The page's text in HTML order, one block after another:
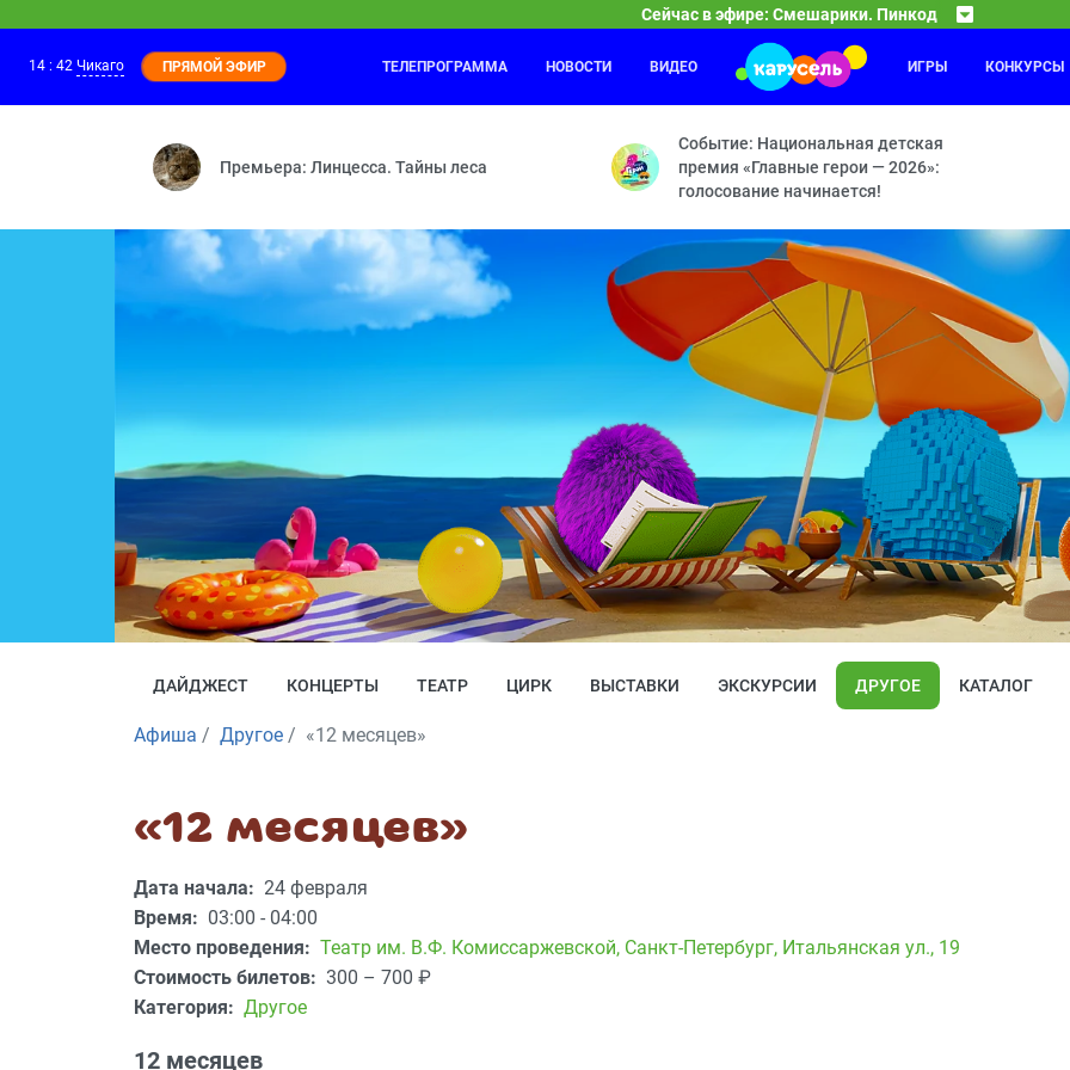
Сейчас в эфире: Смешарики. Пинкод
14:30
Смешарики. Пинкод Что, зачем и почему?
14 : 42 Чикаго ПРЯМОЙ ЭФИР ТЕЛЕПРОГРАММА НОВОСТИ ВИДЕО ИГРЫ КОНКУРСЫ
Премьера: Линцесса. Тайны леса
Событие: Национальная детская
премия «Главные герои — 2026»:
голосование начинается!
ДАЙДЖЕСТ КОНЦЕРТЫ ТЕАТР ЦИРК ВЫСТАВКИ ЭКСКУРСИИ ДРУГОЕ КАТАЛОГ
Афиша Другое «12 месяцев»
«12 месяцев»
Дата начала: 24 февраля
Время: 03:00 - 04:00
Место проведения: Театр им. В.Ф. Комиссаржевской, Санкт-Петербург, Итальянская ул., 19
Стоимость билетов: 300 – 700 ₽
Категория: Другое
12 месяцев